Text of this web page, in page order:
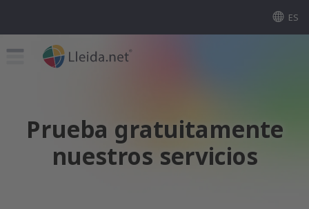
ES
Prueba gratuitamente
nuestros servicios